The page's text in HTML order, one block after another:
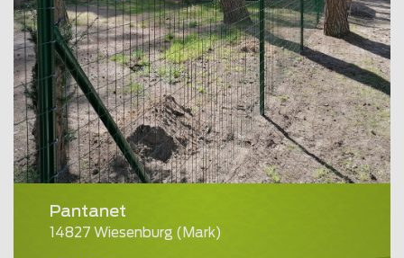
Pantanet
14827 Wiesenburg (Mark)